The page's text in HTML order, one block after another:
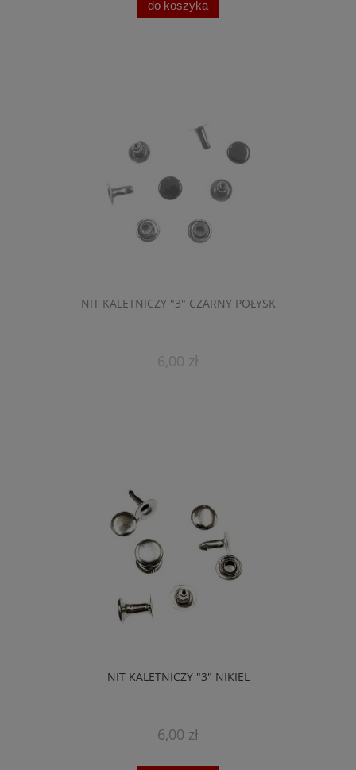
do koszyka
NIT KALETNICZY "3" CZARNY POŁYSK
6,00 zł
NIT KALETNICZY "3" NIKIEL
6,00 zł